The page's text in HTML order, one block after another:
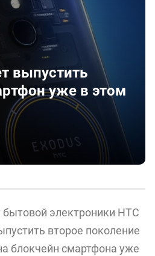
выпустить
уже в этом
бытовой электроники HTC
второе поколение
блокчейн смартфона уже